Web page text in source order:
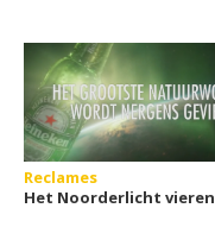
Reclames
Het Noorderlicht vieren